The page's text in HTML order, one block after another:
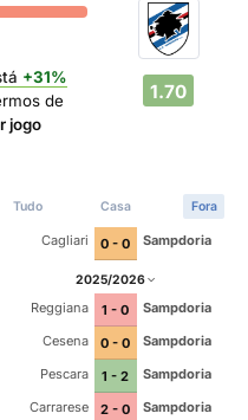
+31%
de
jogo
1.70
Tudo Casa Fora
Cagliari 0 - 0 Sampdoria
2025/2026
Reggiana 1 - 0
Sampdoria
Cesena
0 - 0
Sampdoria
Pescara
1 - 2
Sampdoria
Carrarese
2 - 0
Sampdoria